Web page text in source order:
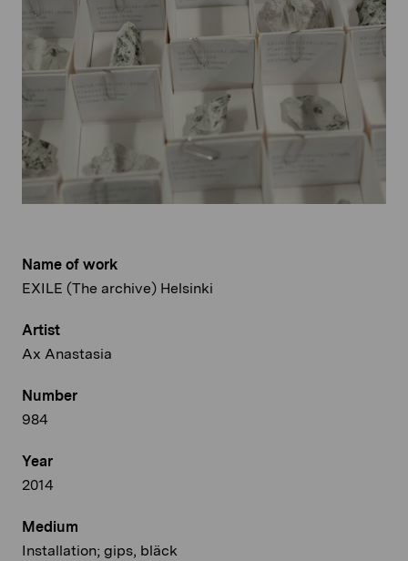
Name of work
EXILE (The archive) Helsinki
Artist
Ax Anastasia
Number
984
Year
2014
Medium
Installation; gips, bläck